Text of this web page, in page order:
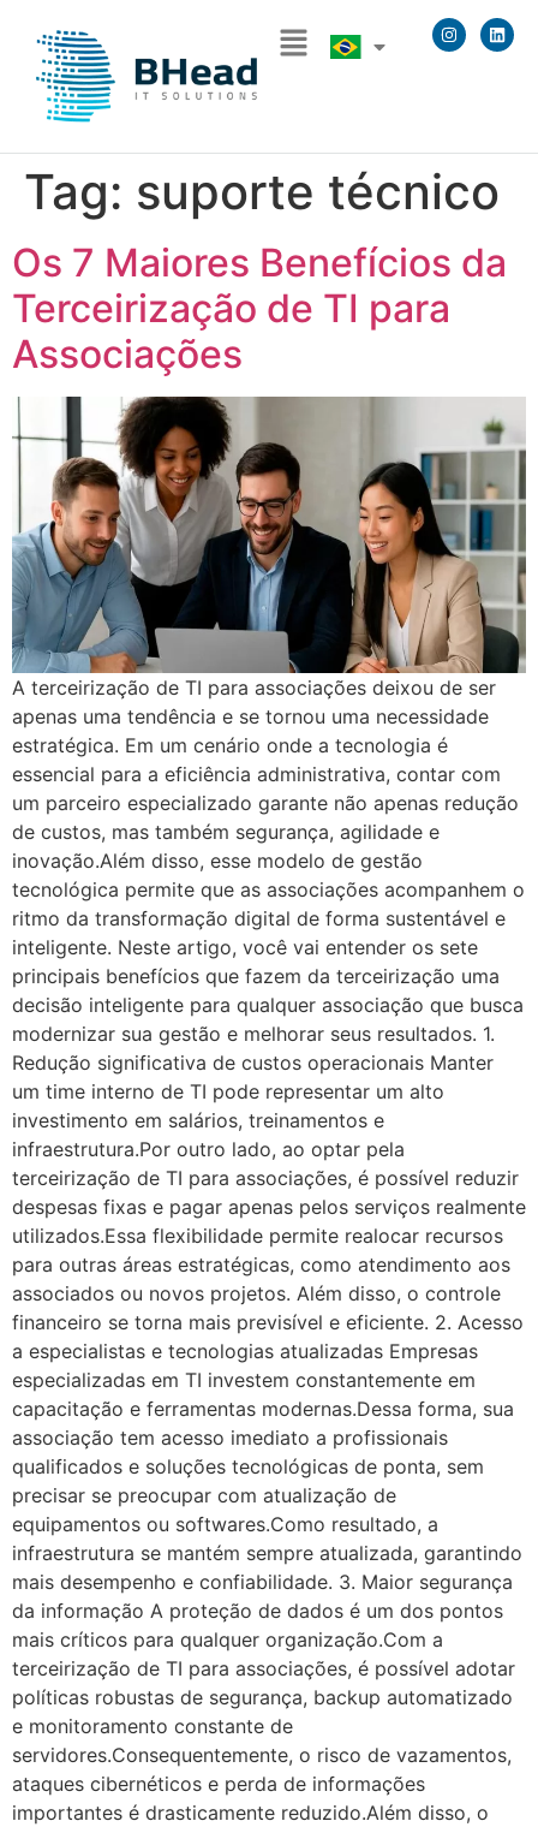
Tag: suporte técnico
Os 7 Maiores Benefícios da
Terceirização de TI para
Associações
A terceirização de TI para associações deixou de ser
apenas uma tendência e se tornou uma necessidade
estratégica. Em um cenário onde a tecnologia é
essencial para a eficiência administrativa, contar com
um parceiro especializado garante não apenas redução
de custos, mas também segurança, agilidade e
inovação.Além disso, esse modelo de gestão
tecnológica permite que as associações acompanhem o
ritmo da transformação digital de forma sustentável e
inteligente. Neste artigo, você vai entender os sete
principais benefícios que fazem da terceirização uma
decisão inteligente para qualquer associação que busca
modernizar sua gestão e melhorar seus resultados. 1.
Redução significativa de custos operacionais Manter
um time interno de TI pode representar um alto
investimento em salários, treinamentos e
infraestrutura.Por outro lado, ao optar pela
terceirização de TI para associações, é possível reduzir
despesas fixas e pagar apenas pelos serviços realmente
utilizados.Essa flexibilidade permite realocar recursos
para outras áreas estratégicas, como atendimento aos
associados ou novos projetos. Além disso, o controle
financeiro se torna mais previsível e eficiente. 2. Acesso
a especialistas e tecnologias atualizadas Empresas
especializadas em TI investem constantemente em
capacitação e ferramentas modernas.Dessa forma, sua
associação tem acesso imediato a profissionais
qualificados e soluções tecnológicas de ponta, sem
precisar se preocupar com atualização de
equipamentos ou softwares.Como resultado, a
infraestrutura se mantém sempre atualizada, garantindo
mais desempenho e confiabilidade. 3. Maior segurança
da informação A proteção de dados é um dos pontos
mais críticos para qualquer organização.Com a
terceirização de TI para associações, é possível adotar
políticas robustas de segurança, backup automatizado
e monitoramento constante de
servidores.Consequentemente, o risco de vazamentos,
ataques cibernéticos e perda de informações
importantes é drasticamente reduzido.Além disso, o